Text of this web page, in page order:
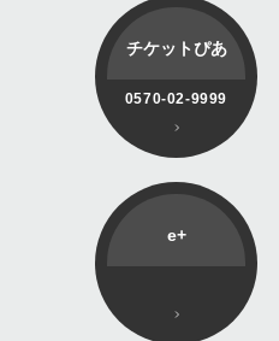
チケットぴあ
0570-02-9999
e+